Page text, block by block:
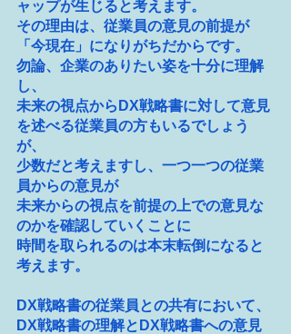
ャップが生じると考えます。
その理由は、従業員の意見の前提が
「今現在」になりがちだからです。
勿論、企業のありたい姿を十分に理解
し、
未来の視点からDX戦略書に対して意見
を述べる従業員の方もいるでしょう
が、
少数だと考えますし、一つ一つの従業
員からの意見が
未来からの視点を前提の上での意見な
のかを確認していくことに
時間を取られるのは本末転倒になると
考えます。
DX戦略書の従業員との共有において、
DX戦略書の理解とDX戦略書への意見